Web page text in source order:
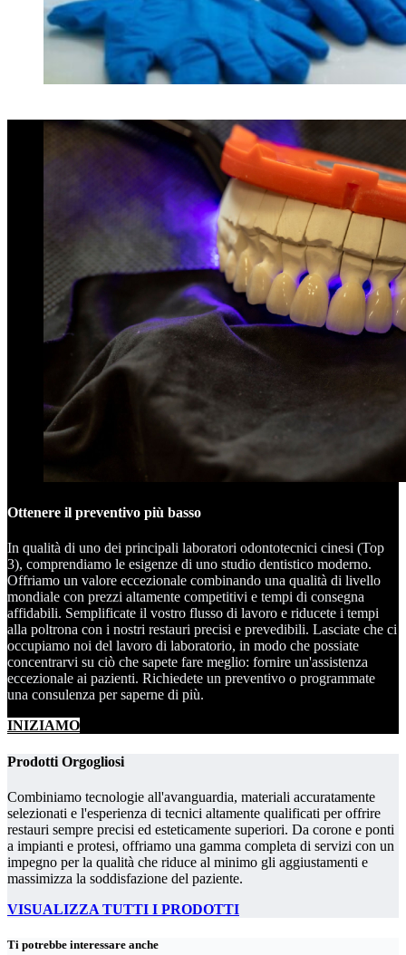
Ottenere il preventivo più basso
In qualità di uno dei principali laboratori odontotecnici cinesi (Top
3), comprendiamo le esigenze di uno studio dentistico moderno.
Offriamo un valore eccezionale combinando una qualità di livello
mondiale con prezzi altamente competitivi e tempi di consegna
affidabili. Semplificate il vostro flusso di lavoro e riducete i tempi
alla poltrona con i nostri restauri precisi e prevedibili. Lasciate che ci
occupiamo noi del lavoro di laboratorio, in modo che possiate
concentrarvi su ciò che sapete fare meglio: fornire un'assistenza
eccezionale ai pazienti. Richiedete un preventivo o programmate
una consulenza per saperne di più.
INIZIAMO
Prodotti Orgogliosi
Combiniamo tecnologie all'avanguardia, materiali accuratamente
selezionati e l'esperienza di tecnici altamente qualificati per offrire
restauri sempre precisi ed esteticamente superiori. Da corone e ponti
a impianti e protesi, offriamo una gamma completa di servizi con un
impegno per la qualità che riduce al minimo gli aggiustamenti e
massimizza la soddisfazione del paziente.
VISUALIZZA TUTTI I PRODOTTI
Ti potrebbe interessare anche